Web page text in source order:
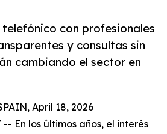
con profesionales
y consultas sin
cambiando el sector en
April 18, 2026
-- En los últimos años, el interés